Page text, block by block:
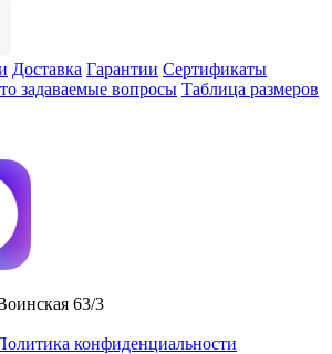
Доставка Гарантии Сертификаты
задаваемые вопросы Таблица размеров
63/3
конфиденциальности